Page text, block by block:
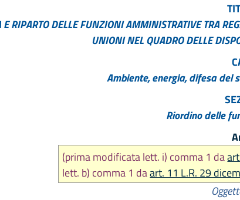
L.R. 18 luglio 2017, n. 14
L.R. 18 luglio 2017, n. 16
L.R. 27 dicembre 2018, n. 24
L.R. 26 novembre 2020, n. 7
L.R. 20 maggio 2021, n. 4
L.R. 12 luglio 2023, n. 7
L.R. 29 dicembre 2025, n. 11
RIPARTO DELLE FUNZIONI AMMINISTRATIVE TRA
UNIONI NEL QUADRO DELLE
Ambiente, energia, difesa del
Riordino delle
(prima modificata lett. i) comma 1 da
lett. b) comma 1 daart. 11 L.R. 29